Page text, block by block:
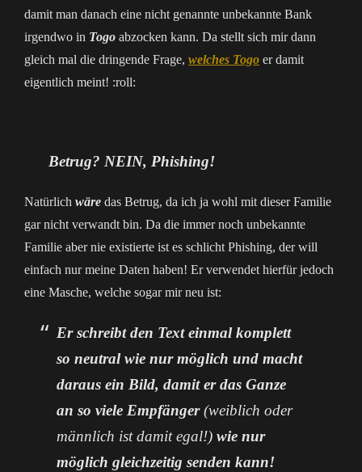
damit man danach eine nicht genannte unbekannte Bank
irgendwo in Togo abzocken kann. Da stellt sich mir dann
gleich mal die dringende Frage, welches Togo er damit
eigentlich meint! :roll:
Betrug? NEIN, Phishing!
Natürlich wäre das Betrug, da ich ja wohl mit dieser Familie
gar nicht verwandt bin. Da die immer noch unbekannte
Familie aber nie existierte ist es schlicht Phishing, der will
einfach nur meine Daten haben! Er verwendet hierfür jedoch
eine Masche, welche sogar mir neu ist:
Er schreibt den Text einmal komplett
so neutral wie nur möglich und macht
daraus ein Bild, damit er das Ganze
an so viele Empfänger(weiblich oder
männlich ist damit egal!) wie nur
möglich gleichzeitig senden kann!